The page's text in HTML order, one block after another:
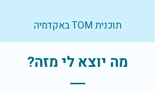
תוכנית TOM באקדמיה
מה יוצא לי מזה?